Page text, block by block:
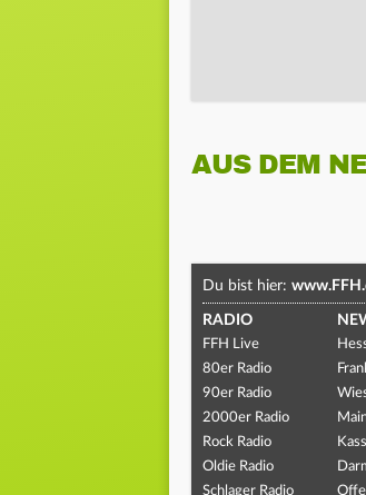
AUS DEM
Du bist hier:
RADIO
FFH Live
80er Radio
90er Radio
2000er Radio
Rock Radio
Oldie Radio
Schlager Radio